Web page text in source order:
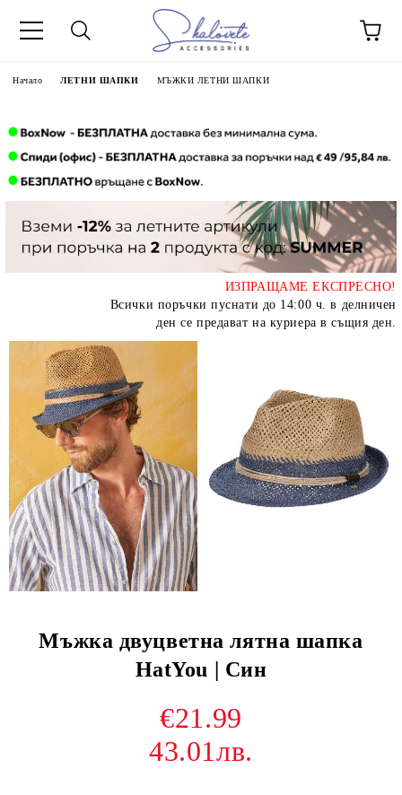
Начало ЛЕТНИ ШАПКИ МЪЖКИ ЛЕТНИ ШАПКИ
ИЗПРАЩАМЕ ЕКСПРЕСНО!
Всички поръчки пуснати до 14:00 ч. в делничен
ден се предават на куриера в същия ден.
Мъжка двуцветна лятна шапка
HatYou | Син
€21.99
43.01лв.